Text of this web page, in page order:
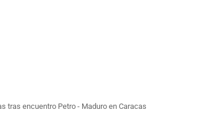
tras encuentro Petro - Maduro en Caracas